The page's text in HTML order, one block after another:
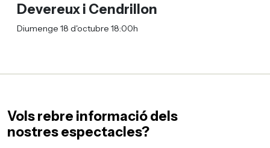
Devereux i Cendrillon
Diumenge 18 d'octubre 18:00h
Vols rebre informació dels
nostres espectacles?